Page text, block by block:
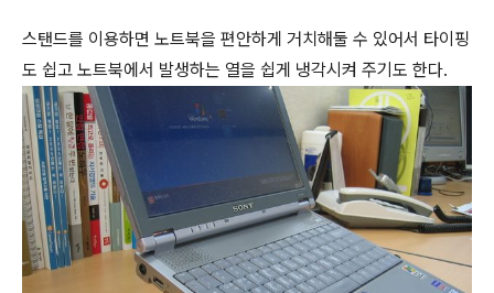
스탠드를 이용하면 노트북을 편안하게 거치해둘 수 있어서 타이핑
도 쉽고 노트북에서 발생하는 열을 쉽게 냉각시켜 주기도 한다.